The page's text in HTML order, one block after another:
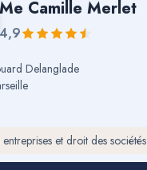
Me Camille Merlet
4,9
Delanglade
et droit des sociétés